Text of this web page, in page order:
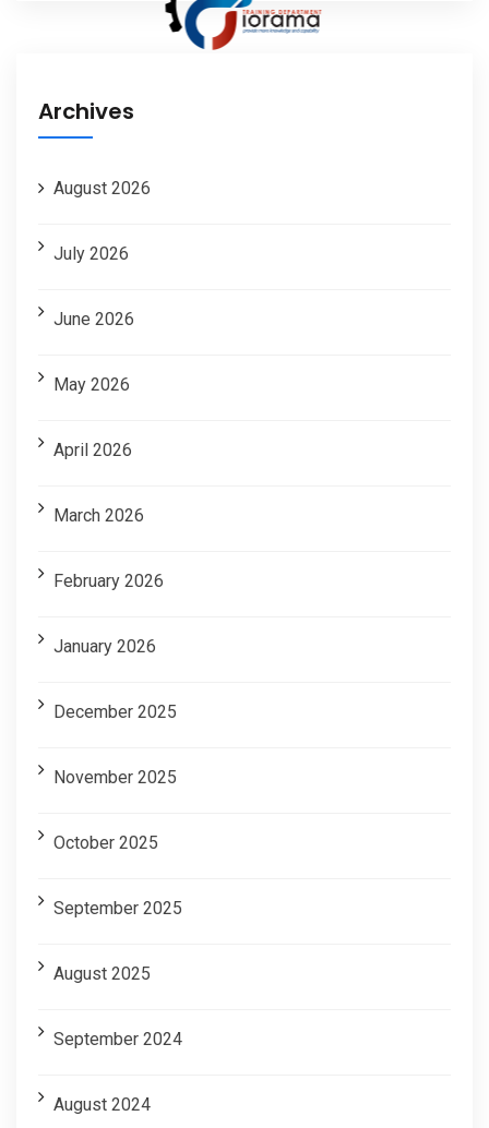
Archives
August 2026
July 2026
June 2026
May 2026
April 2026
March 2026
February 2026
January 2026
December 2025
November 2025
October 2025
September 2025
August 2025
September 2024
August 2024